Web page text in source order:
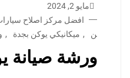
مايو 2, 2024
افضل مركز اصلاح
ن
, ميكانيكي يوكن بجدة ,
ورشة صيانة